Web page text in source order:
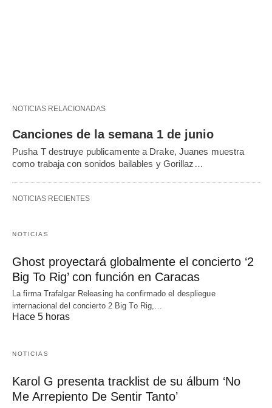
NOTICIAS RELACIONADAS
Canciones de la semana 1 de junio
Pusha T destruye publicamente a Drake, Juanes muestra
como trabaja con sonidos bailables y Gorillaz…
NOTICIAS RECIENTES
NOTICIAS
Ghost proyectará globalmente el concierto ‘2
Big To Rig’ con función en Caracas
La firma Trafalgar Releasing ha confirmado el despliegue
internacional del concierto 2 Big To Rig,…
Hace 5 horas
NOTICIAS
Karol G presenta tracklist de su álbum ‘No
Me Arrepiento De Sentir Tanto’